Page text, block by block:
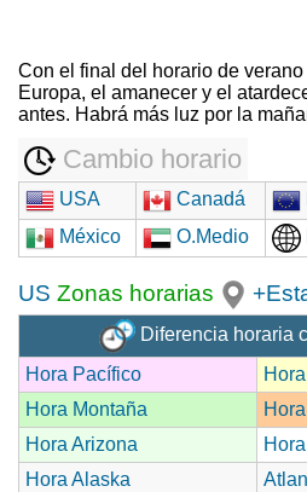
Con el final del horario de
Europa, el amanecer y el
antes. Habrá más luz por la
Cambio horario
USA Canadá
México
O.Medio
US Zonas horarias
Diferencia horaria
Hora Pacífico
Hora Montaña
Hora Arizona
Hora Alaska